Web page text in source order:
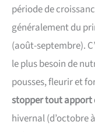
période de
généralement du
(août-septembre).
le plus besoin de
pousses, fleurir et
stopper tout apport
hivernal (d’octobre